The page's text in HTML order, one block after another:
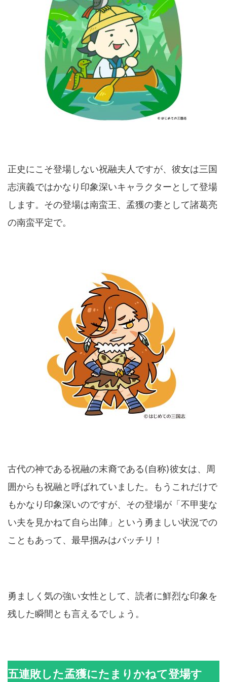
正史にこそ登場しない祝融夫人ですが、彼女は三国
志演義ではかなり印象深いキャラクターとして登場
します。その登場は南蛮王、孟獲の妻として諸葛亮
の南蛮平定で。
古代の神である祝融の末裔である(自称)彼女は、周
囲からも祝融と呼ばれていました。もうこれだけで
もかなり印象深いのですが、その登場が「不甲斐な
い夫を見かねて自ら出陣」という勇ましい状況での
こともあって、最早掴みはバッチリ！
勇ましく気の強い女性として、読者に鮮烈な印象を
残した瞬間とも言えるでしょう。
五連敗した孟獲にたまりかねて登場す